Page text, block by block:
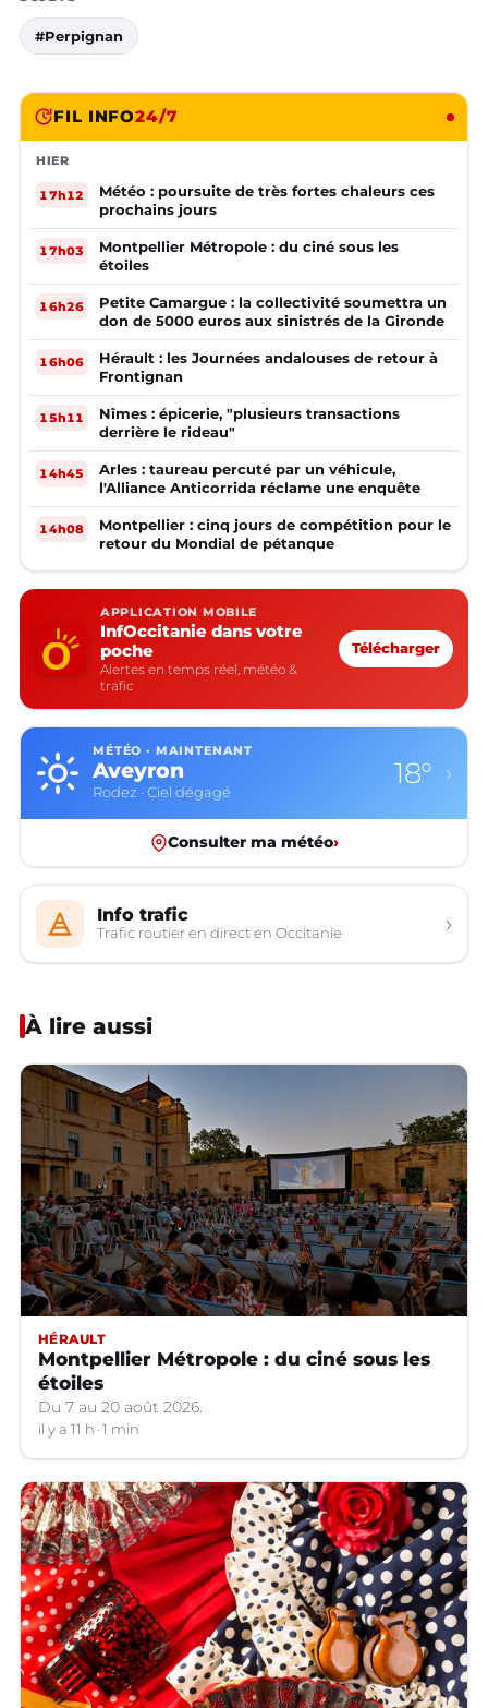
#Perpignan
FIL INFO24/7
HIER
17h12
Météo : poursuite de très fortes chaleurs ces
prochains jours
17h03
Montpellier Métropole : du ciné sous les
étoiles
16h26
Petite Camargue : la collectivité soumettra un
don de 5000 euros aux sinistrés de la Gironde
16h06
Hérault : les Journées andalouses de retour à
Frontignan
15h11
Nîmes : épicerie, "plusieurs transactions
derrière le rideau"
14h45
Arles : taureau percuté par un véhicule,
l'Alliance Anticorrida réclame une enquête
14h08
Montpellier : cinq jours de compétition pour le
retour du Mondial de pétanque
APPLICATION MOBILE
InfOccitanie dans votre
poche
Alertes en temps réel, météo &
trafic
Télécharger
MÉTÉO · MAINTENANT
Aveyron
Rodez · Ciel dégagé
18° ›
Consulter ma météo›
Info trafic
Trafic routier en direct en Occitanie ›
À lire aussi
HÉRAULT
Montpellier Métropole : du ciné sous les
étoiles
Du 7 au 20 août 2026.
il y a 11 h 1 min